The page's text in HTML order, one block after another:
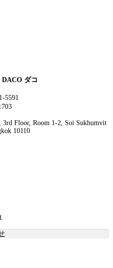
ダコ
5591
Floor, Room 1-2, Soi Sukhumvit
10110